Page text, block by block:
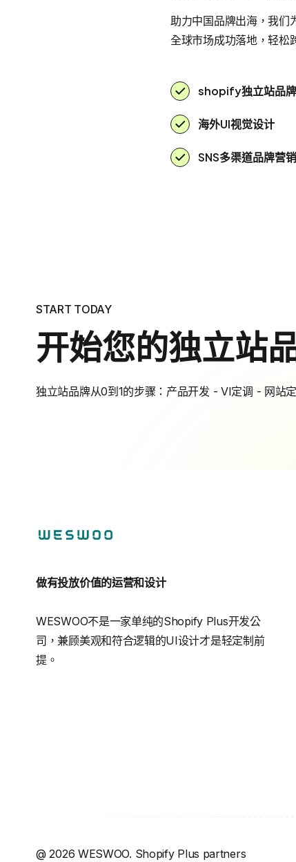
助力中国品牌出海，我们
全球市场成功落地，轻松
shopify独立站品
海外UI视觉设计
SNS多渠道品牌营销
START TODAY
开始您的独立站
独立站品牌从0到1的步骤：产品开发 - VI定调 - 网站
做有投放价值的运营和设计
WESWOO不是一家单纯的Shopify Plus开发公
司，兼顾美观和符合逻辑的UI设计才是轻定制前
提。
@2026 WESWOO. Shopify Plus partners